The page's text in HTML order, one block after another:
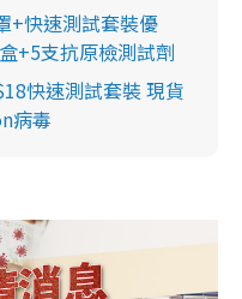
+快速測試套裝優
+5支抗原檢測試劑
快速測試套裝 現貨
病毒